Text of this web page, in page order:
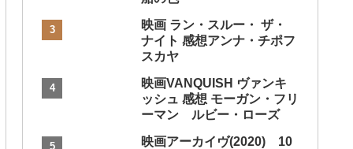
映画 ラン・スルー・ ザ・
ナイト 感想アンナ・チポフ
スカヤ
映画VANQUISH ヴァンキ
ッシュ 感想 モーガン・フリ
ーマン ルビー・ローズ
映画アーカイヴ(2020) 10